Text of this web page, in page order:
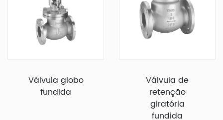
Válvula globo
fundida
Válvula de
retenção
giratória
fundida